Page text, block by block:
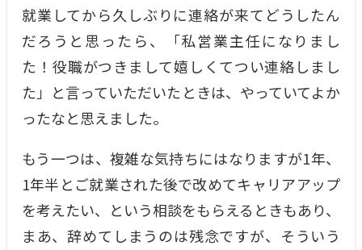
就業してから久しぶりに連絡が来てどうしたん
だろうと思ったら、「私営業主任になりまし
た！役職がつきまして嬉しくてつい連絡しまし
た」と言っていただいたときは、やっていてよか
ったなと思えました。
もう一つは、複雑な気持ちにはなりますが1年、
1年半とご就業された後で改めてキャリアアップ
を考えたい、という相談をもらえるときもあり、
まあ、辞めてしまうのは残念ですが、そういう